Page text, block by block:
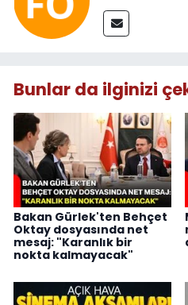
Bunlar da ilginizi
Bakan Gürlek'ten Behçet
Oktay dosyasında net
mesaj: "Karanlık bir
nokta kalmayacak"